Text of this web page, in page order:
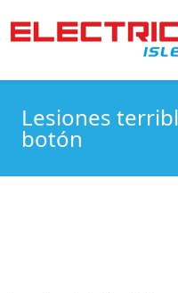
Lesiones
botón